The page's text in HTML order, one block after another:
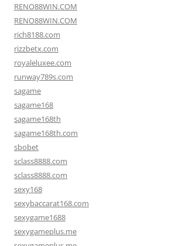
RENO88WIN.COM
RENO88WIN.COM
rich8188.com
rizzbetx.com
royaleluxee.com
runway789s.com
sagame
sagame168
sagame168th
sagame168th.com
sbobet
sclass8888.com
sclass8888.com
sexy168
sexybaccarat168.com
sexygame1688
sexygameplus.me